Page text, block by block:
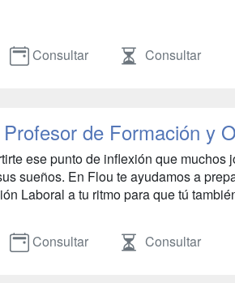
Consultar Consultar
de Formación y
ese punto de inflexión que
sueños. En Flou te ayudamos a
Laboral a tu ritmo para que tú
Consultar Consultar